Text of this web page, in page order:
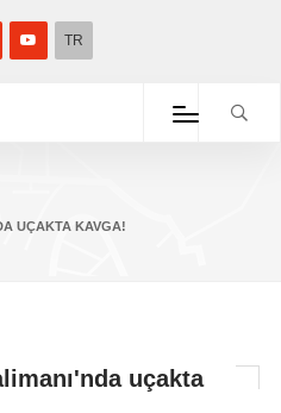
TR
UÇAKTA KAVGA!
uçakta